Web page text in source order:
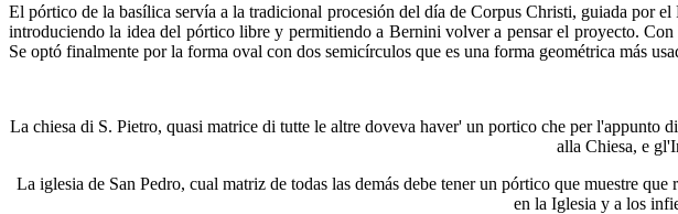
El pórtico de la basílica servía a la tradicional procesión del día de Corpus Christi, guiada por
introduciendo la idea del pórtico libre y permitiendo a Bernini volver a pensar el proyecto.
Se optó finalmente por la forma oval con dos semicírculos que es una forma geométrica más
La chiesa di S. Pietro, quasi matrice di tutte le altre doveva haver' un portico che per
alla Chiesa, e
La iglesia de San Pedro, cual matriz de todas las demás debe tener un pórtico que muestre
en la Iglesia y a los